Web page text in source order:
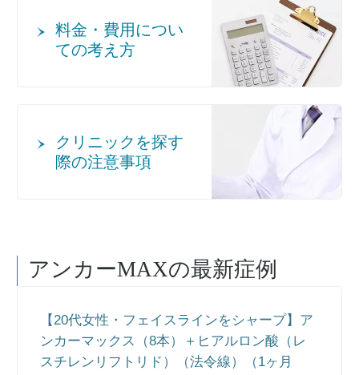
料金・費用につい
ての考え方
クリニックを探す
際の注意事項
アンカーMAXの最新症例
【20代女性・フェイスラインをシャープ】ア
ンカーマックス（8本）＋ヒアルロン酸（レ
スチレンリフトリド）（法令線）（1ヶ月